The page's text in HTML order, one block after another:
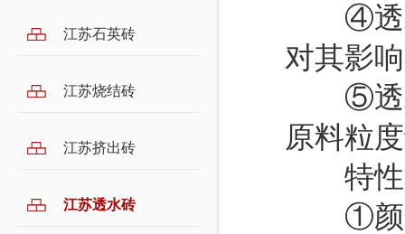
江苏石英砖
江苏烧结砖
江苏挤出砖
江苏透水砖
④透水
对其影
⑤透水
原料粒
特性
①颜色